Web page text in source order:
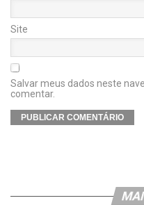
Site
Salvar meus dados neste
comentar.